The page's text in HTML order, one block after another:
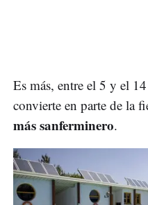
Es más, entre el 5 y el
convierte en parte de la
más sanferminero.